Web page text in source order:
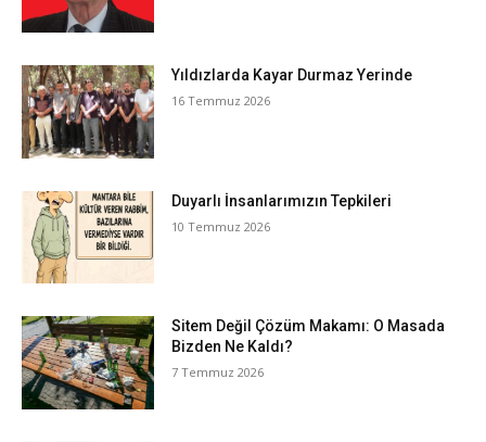
Yıldızlarda Kayar Durmaz Yerinde
16 Temmuz 2026
Duyarlı İnsanlarımızın Tepkileri
10 Temmuz 2026
Sitem Değil Çözüm Makamı: O Masada
Bizden Ne Kaldı?
7 Temmuz 2026